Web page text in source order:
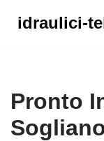
idraulici-
Pronto